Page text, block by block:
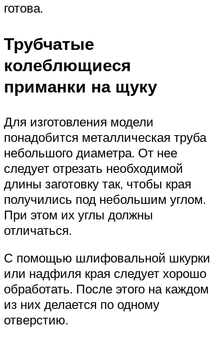
готова.
Трубчатые
колеблющиеся
приманки на щуку
Для изготовления модели
понадобится металлическая труба
небольшого диаметра. От нее
следует отрезать необходимой
длины заготовку так, чтобы края
получились под небольшим углом.
При этом их углы должны
отличаться.
С помощью шлифовальной шкурки
или надфиля края следует хорошо
обработать. После этого на каждом
из них делается по одному
отверстию.